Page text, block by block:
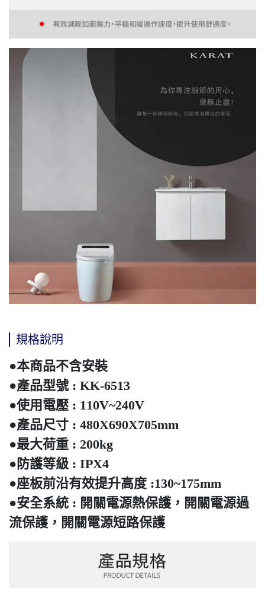
規格說明
●本商品不含安裝
●產品型號 : KK-6513
●使用電壓 : 110V~240V
●產品尺寸 : 480X690X705mm
●最大荷重 : 200kg
●防護等級 : IPX4
●座板前沿有效提升高度 :130~175mm
●安全系統 : 開關電源熱保護，開關電源過
流保護，開關電源短路保護